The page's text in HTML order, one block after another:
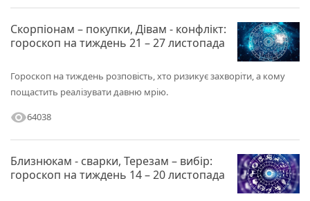
Скорпіонам – покупки, Дівам - конфлікт:
гороскоп на тиждень 21 – 27 листопада
Гороскоп на тиждень розповість, хто ризикує захворіти, а кому
пощастить реалізувати давню мрію.
visibility64038
Близнюкам - сварки, Терезам – вибір:
гороскоп на тиждень 14 – 20 листопада